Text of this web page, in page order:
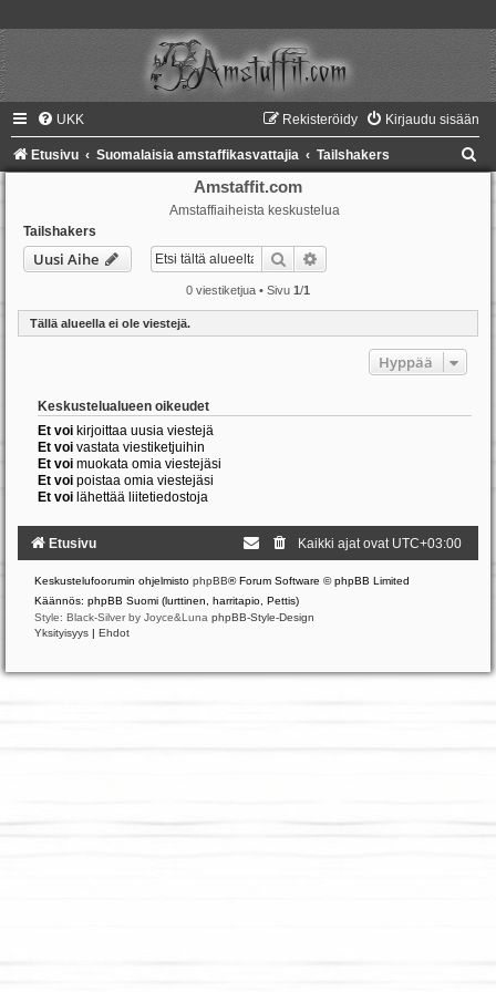
UKK Kirjaudu sisään
Rekisteröidy
Etusivu Suomalaisia amstaffikasvattajia Tailshakers
Amstaffit.com
Amstaffiaiheista keskustelua
Tailshakers
Uusi Aihe Etsi
0 viestiketjua • Sivu 1/1
Tällä alueella ei ole viestejä.
Hyppää
Keskustelualueen oikeudet
Et voi kirjoittaa uusia viestejä
Et voi vastata viestiketjuihin
Et voi muokata omia viestejäsi
Et voi poistaa omia viestejäsi
Et voi lähettää liitetiedostoja
Etusivu Kaikki ajat ovat UTC+03:00
Keskustelufoorumin ohjelmisto phpBB® Forum Software © phpBB Limited
Käännös: phpBB Suomi (lurttinen, harritapio, Pettis)
Style: Black-Silver by Joyce&Luna phpBB-Style-Design
Yksityisyys | Ehdot